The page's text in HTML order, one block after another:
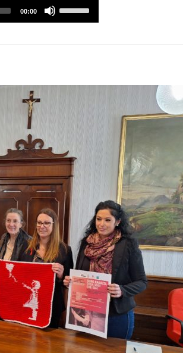
00:00
Utilizzare
i
per
diminuire
volume.